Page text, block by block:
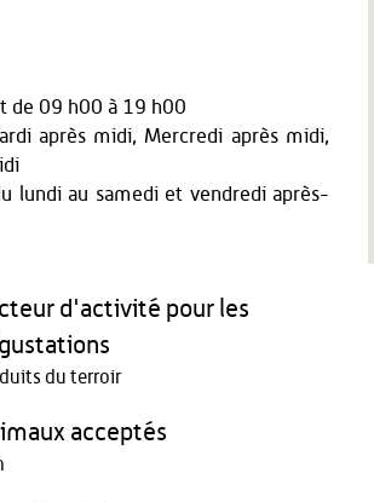
de 09 h00 à 19 h00
après midi, Mercredi après midi,
lundi au samedi et vendredi après-
d'activité pour les
du terroir
acceptés